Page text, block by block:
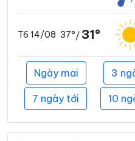
T6 14/08 37°/ 31°
Ngày mai 3
7 ngày tới 10